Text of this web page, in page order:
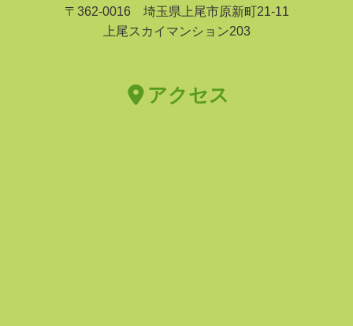
〒362-0016 埼玉県上尾市原新町21-11
上尾スカイマンション203
アクセス